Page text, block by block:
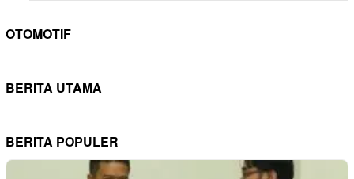
OTOMOTIF
BERITA UTAMA
BERITA POPULER